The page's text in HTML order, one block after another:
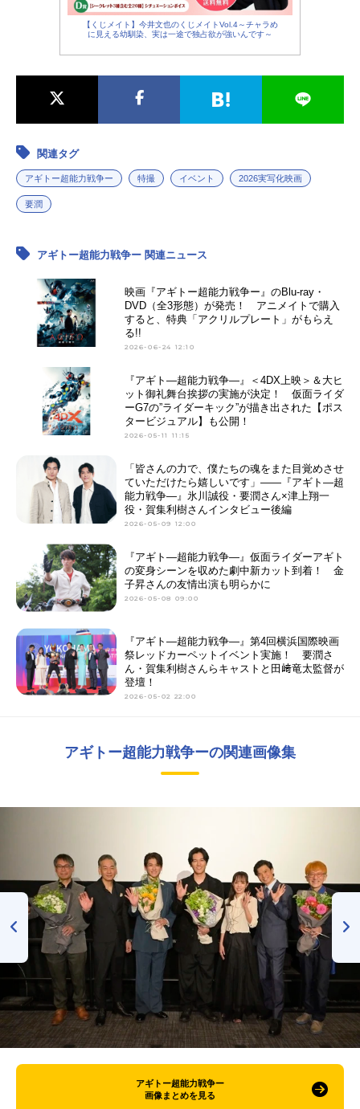
【くじメイト】今井文也のくじメイトVol.4～チャラめ
に見える幼馴染、実は一途で独占欲が強いんです～
関連タグ
アギトー超能力戦争ー 特撮 イベント 2026実写化映画
要潤
アギトー超能力戦争ー 関連ニュース
映画『アギトー超能力戦争ー』のBlu-ray・
DVD（全3形態）が発売！ アニメイトで購入
すると、特典「アクリルプレート」がもらえ
る!!
2026-06-24 12:10
『アギト—超能力戦争—』＜4DX上映＞＆大ヒ
ット御礼舞台挨拶の実施が決定！ 仮面ライダ
ーG7の”ライダーキック”が描き出された【ポス
タービジュアル】も公開！
2026-05-11 11:15
「皆さんの力で、僕たちの魂をまた目覚めさせ
ていただけたら嬉しいです」――『アギト—超
能力戦争—』氷川誠役・要潤さん×津上翔一
役・賀集利樹さんインタビュー後編
2026-05-09 12:00
『アギト—超能力戦争—』仮面ライダーアギト
の変身シーンを収めた劇中新カット到着！ 金
子昇さんの友情出演も明らかに
2026-05-08 09:00
『アギト―超能力戦争―』第4回横浜国際映画
祭レッドカーペットイベント実施！ 要潤さ
ん・賀集利樹さんらキャストと田﨑竜太監督が
登壇！
2026-05-02 22:00
アギトー超能力戦争ーの関連画像集
アギトー超能力戦争ー
画像まとめを見る